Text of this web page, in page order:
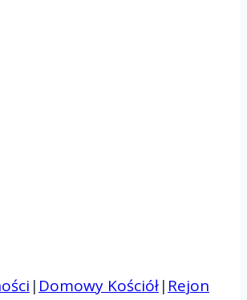
| Domowy Kościół| Rejon